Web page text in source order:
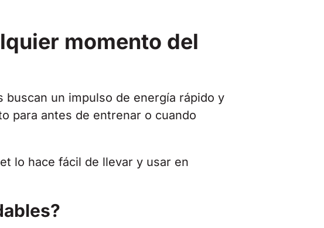
momento del
buscan un impulso de energía rápido y
para antes de entrenar o cuando
lo hace fácil de llevar y usar en